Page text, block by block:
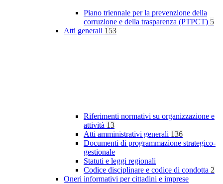
Piano triennale per la prevenzione della
corruzione e della trasparenza (PTPCT) 5
Atti generali 153
Riferimenti normativi su organizzazione e
attività 13
Atti amministrativi generali 136
Documenti di programmazione strategico-
gestionale
Statuti e leggi regionali
Codice disciplinare e codice di condotta 2
Oneri informativi per cittadini e imprese